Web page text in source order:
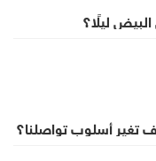
تغير أسلوب تواصلنا؟